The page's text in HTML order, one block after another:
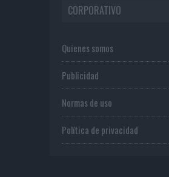
CORPORATIVO
Quienes somos
Publicidad
Normas de uso
Política de privacidad